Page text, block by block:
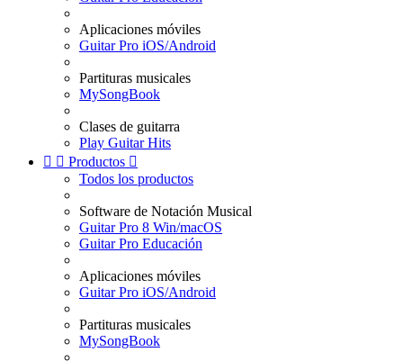
Aplicaciones móviles
Guitar Pro iOS/Android
Partituras musicales
MySongBook
Clases de guitarra
Play Guitar Hits
  Productos 
Todos los productos
Software de Notación Musical
Guitar Pro 8 Win/macOS
Guitar Pro Educación
Aplicaciones móviles
Guitar Pro iOS/Android
Partituras musicales
MySongBook